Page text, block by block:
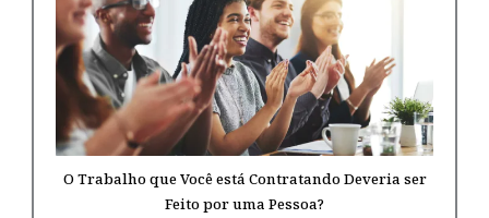
O Trabalho que Você está Contratando Deveria ser
Feito por uma Pessoa?